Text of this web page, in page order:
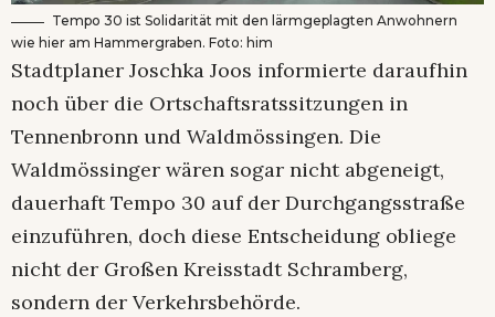
Tempo 30 ist Solidarität mit den lärmgeplagten Anwohnern
wie hier am Hammergraben. Foto: him
Stadtplaner Joschka Joos informierte daraufhin
noch über die Ortschaftsratssitzungen in
Tennenbronn und Waldmössingen. Die
Waldmössinger wären sogar nicht abgeneigt,
dauerhaft Tempo 30 auf der Durchgangsstraße
einzuführen, doch diese Entscheidung obliege
nicht der Großen Kreisstadt Schramberg,
sondern der Verkehrsbehörde.